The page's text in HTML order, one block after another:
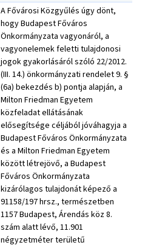
A Fővárosi Közgyűlés úgy dönt,
hogy Budapest Főváros
Önkormányzata vagyonáról, a
vagyonelemek feletti tulajdonosi
jogok gyakorlásáról szóló 22/2012.
(III. 14.) önkormányzati rendelet 9. §
(6a) bekezdés b) pontja alapján, a
Milton Friedman Egyetem
közfeladat ellátásának
elősegítsége céljából jóváhagyja a
Budapest Főváros Önkormányzata
és a Milton Friedman Egyetem
között létrejövő, a Budapest
Főváros Önkormányzata
kizárólagos tulajdonát képező a
91158/197 hrsz., természetben
1157 Budapest, Árendás köz 8.
szám alatt lévő, 11.901
négyzetméter területű